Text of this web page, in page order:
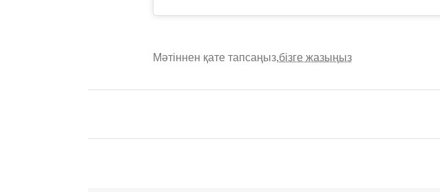
Мәтіннен қате тапсаңыз,бізге жазыңыз